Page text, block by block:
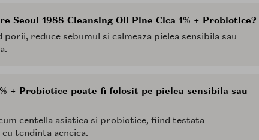
1988 Cleansing Oil Pine Cica 1% + Probiotice?
reduce sebumul si calmeaza pielea sensibila sau
+ Probiotice poate fi folosit pe pielea sensibila sau
centella asiatica si probiotice, fiind testata
tendinta acneica.